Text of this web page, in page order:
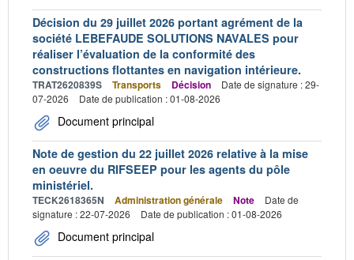
Décision du 29 juillet 2026 portant agrément de la
société LEBEFAUDE SOLUTIONS NAVALES pour
réaliser l’évaluation de la conformité des
constructions flottantes en navigation intérieure.
TRAT2620839S Transports Décision
Date de signature : 29-
07-2026
Date de publication : 01-08-2026
Document principal
Note de gestion du 22 juillet 2026 relative à la mise
en oeuvre du RIFSEEP pour les agents du pôle
ministériel.
TECK2618365N Administration générale Note
Date de
signature : 22-07-2026
Date de publication : 01-08-2026
Document principal